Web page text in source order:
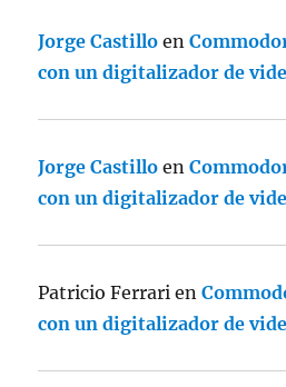
Jorge Castillo en
con un digitalizador de
Jorge Castillo en
con un digitalizador de
Patricio Ferrari en
con un digitalizador de